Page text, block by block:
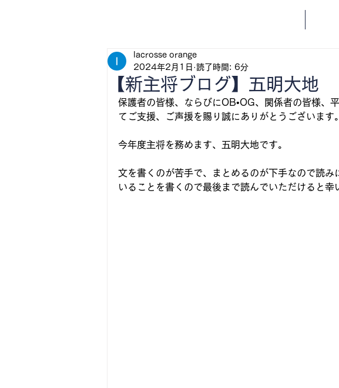
【新主将ブログ】五明大地
lacrosse orange
2024年2月1日 読了時間: 6分
保護者の皆様、ならびにOB•OG、関係者の皆様、
てご支援、ご声援を賜り誠にありがとうございます。
今年度主将を務めます、五明大地です。
文を書くのが苦手で、まとめるのが下手なので読
いることを書くので最後まで読んでいただけると幸